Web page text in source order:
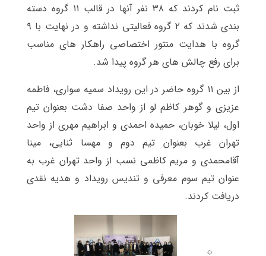
ثبت نام کردند که ۳۸ نفر آنها در قالب ۱۱ گروه دسته
بندی شدند که ۲ گروه فعالیتی نداشته و در نهایت با ۹
گروه با هدایت منتور اختصاصی راهکار های مناسب
برای رفع چالش های هر گروه پیدا شد.
از بین ۱۱ گروه حاضر در این رویداد سمیه سواری، فاطمه
عزیزی و گوهر کاظم لو از واحد صفا دشت بعنوان تیم
اول، لیلا خوبان، حمیده احمدی و ابراهیم مهری از واحد
تهران غرب بعنوان تیم دوم و مهسا ثنایی، مینا
آقامحمدی و مریم کاظمی نسب از واحد تهران غرب به
عنوان تیم سوم معرفی و تندیس رویداد و هدیه نقدی
دریافت کردند.